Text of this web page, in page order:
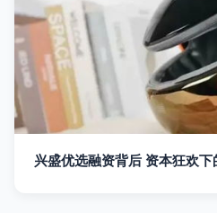
兴盛优选融资背后 资本狂欢